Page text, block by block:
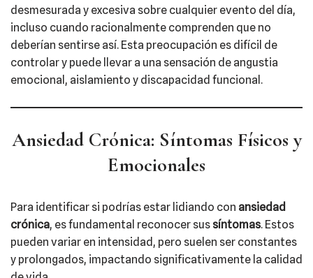
desmesurada y excesiva sobre cualquier evento del día,
incluso cuando racionalmente comprenden que no
deberían sentirse así. Esta preocupación es difícil de
controlar y puede llevar a una sensación de angustia
emocional, aislamiento y discapacidad funcional.
Ansiedad Crónica: Síntomas Físicos y
Emocionales
Para identificar si podrías estar lidiando con ansiedad
crónica, es fundamental reconocer sus síntomas. Estos
pueden variar en intensidad, pero suelen ser constantes
y prolongados, impactando significativamente la calidad